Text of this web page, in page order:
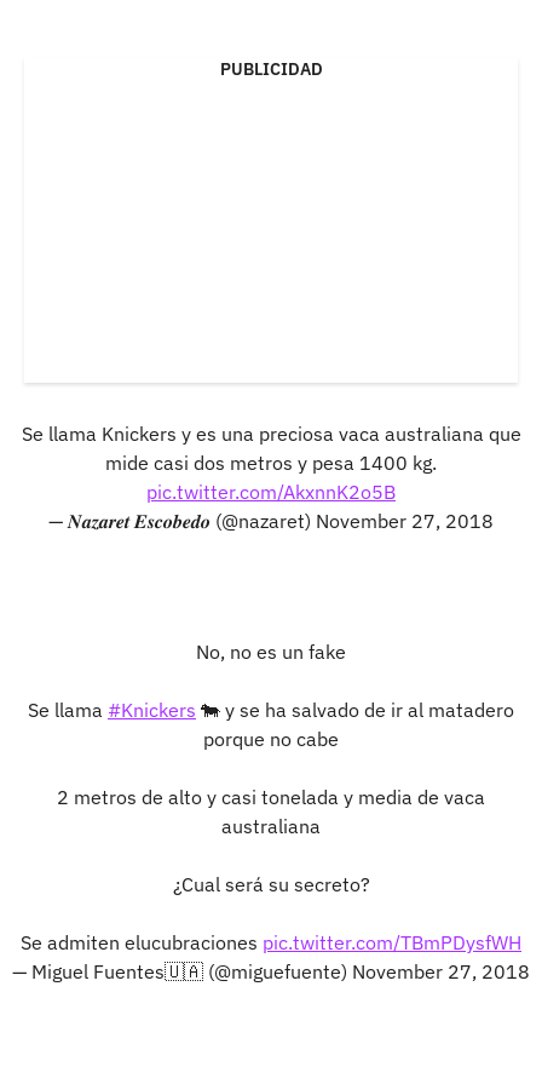
PUBLICIDAD
Se llama Knickers y es una preciosa vaca australiana que
mide casi dos metros y pesa 1400 kg.
pic.twitter.com/AkxnnK2o5B
— 𝑵𝒂𝒛𝒂𝒓𝒆𝒕 𝑬𝒔𝒄𝒐𝒃𝒆𝒅𝒐 (@nazaret) November 27, 2018
No, no es un fake
Se llama #Knickers 🐄 y se ha salvado de ir al matadero
porque no cabe
2 metros de alto y casi tonelada y media de vaca
australiana
¿Cual será su secreto?
Se admiten elucubraciones pic.twitter.com/TBmPDysfWH
— Miguel Fuentes🇺🇦 (@miguefuente) November 27, 2018